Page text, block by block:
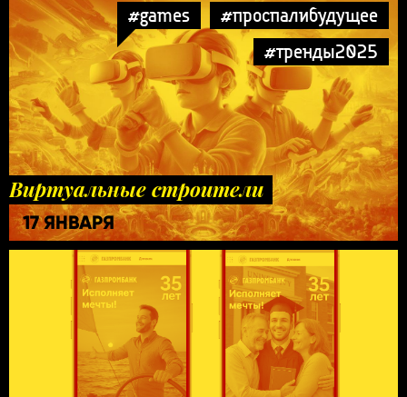
#games
#проспалибудущее
#тренды2025
Виртуальные строители
17 ЯНВАРЯ